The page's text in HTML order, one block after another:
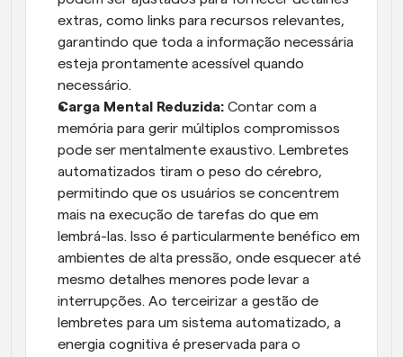
extras, como links para recursos relevantes,
garantindo que toda a informação necessária
esteja prontamente acessível quando
necessário.
Carga Mental Reduzida: Contar com a
memória para gerir múltiplos compromissos
pode ser mentalmente exaustivo. Lembretes
automatizados tiram o peso do cérebro,
permitindo que os usuários se concentrem
mais na execução de tarefas do que em
lembrá-las. Isso é particularmente benéfico em
ambientes de alta pressão, onde esquecer até
mesmo detalhes menores pode levar a
interrupções. Ao terceirizar a gestão de
lembretes para um sistema automatizado, a
energia cognitiva é preservada para o